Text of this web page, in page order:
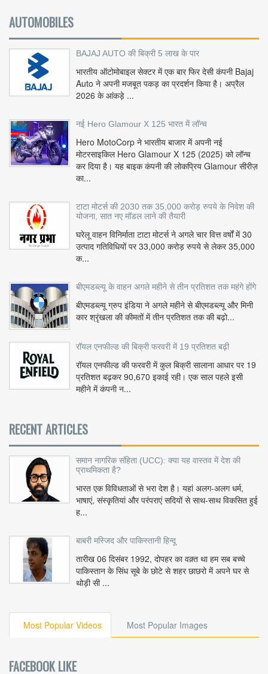
AUTOMOBILES
BAJAJ AUTO की बिक्री 5 लाख के पार
भारतीय ऑटोमोबाइल सेक्टर में एक बार फिर देसी कंपनी Bajaj
Auto ने अपनी मजबूत पकड़ का प्रदर्शन किया है। अप्रैल
2026 के आंकड़े ...
नई Hero Glamour X 125 भारत में लॉन्च
Hero MotoCorp ने भारतीय बाजार में अपनी नई
मोटरसाइकिल Hero Glamour X 125 (2025) को लॉन्च
कर दिया है। यह बाइक कंपनी की लोकप्रिय Glamour सीरीज़
का...
टाटा मोटर्स की 2030 तक 35,000 करोड़ रुपये के निवेश की
योजना, सात नए मॉडल लाने की तैयारी
घरेलू वाहन विनिर्माता टाटा मोटर्स ने अगले चार वित्त वर्षों में 30
उत्पाद गतिविधियों पर 33,000 करोड़ रुपये से लेकर 35,000
क...
बीएमडब्ल्यू के वाहन अगले महीने से तीन प्रतिशत तक महंगे होंगे
बीएमडब्ल्यू ग्रुप इंडिया ने अगले महीने से बीएमडब्ल्यू और मिनी
कार श्रृंखला की कीमतों में तीन प्रतिशत तक की बढ़ो...
रॉयल एनफील्ड की बिक्री फरवरी में 19 प्रतिशत बढ़ी
रॉयल एनफील्ड की फरवरी में कुल बिक्री सालाना आधार पर 19
प्रतिशत बढ़कर 90,670 इकाई रही। एक साल पहले इसी
महीने में कंपनी न...
RECENT ARTICLES
समान नागरिक संहिता (UCC): क्या यह वास्तव में देश की
प्राथमिकता है?
भारत एक विविधताओं से भरा देश है। यहां अलग-अलग धर्म,
भाषाएं, संस्कृतियां और परंपराएं सदियों से साथ-साथ विकसित हुई
ह...
बाबरी मस्जिद और पाकिस्तानी हिन्दू
तारीख 06 दिसंबर 1992, दोपहर का वक़्त था हम सब बच्चे
पाकिस्तान के सिंध सूबे के छोटे से शहर छाछरो में अपने घर से
थोड़ी सी ...
Most Popular Videos Most Popular Images
FACEBOOK LIKE